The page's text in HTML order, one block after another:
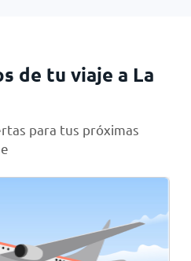
de tu viaje a La
para tus próximas